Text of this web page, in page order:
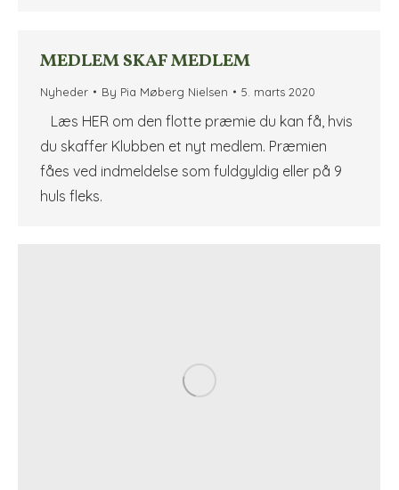
MEDLEM SKAF MEDLEM
Nyheder By Pia Møberg Nielsen 5. marts 2020
Læs HER om den flotte præmie du kan få, hvis
du skaffer Klubben et nyt medlem. Præmien
fåes ved indmeldelse som fuldgyldig eller på 9
huls fleks.